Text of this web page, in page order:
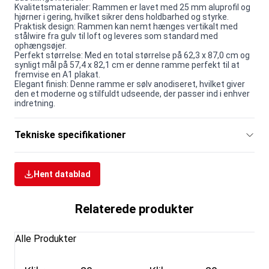
Kvalitetsmaterialer: Rammen er lavet med 25 mm aluprofil og
hjørner i gering, hvilket sikrer dens holdbarhed og styrke.
Praktisk design: Rammen kan nemt hænges vertikalt med
stålwire fra gulv til loft og leveres som standard med
ophængsøjer.
Perfekt størrelse: Med en total størrelse på 62,3 x 87,0 cm og
synligt mål på 57,4 x 82,1 cm er denne ramme perfekt til at
fremvise en A1 plakat.
Elegant finish: Denne ramme er sølv anodiseret, hvilket giver
den et moderne og stilfuldt udseende, der passer ind i enhver
indretning.
Tekniske specifikationer
Hent datablad
Relaterede produkter
Alle Produkter